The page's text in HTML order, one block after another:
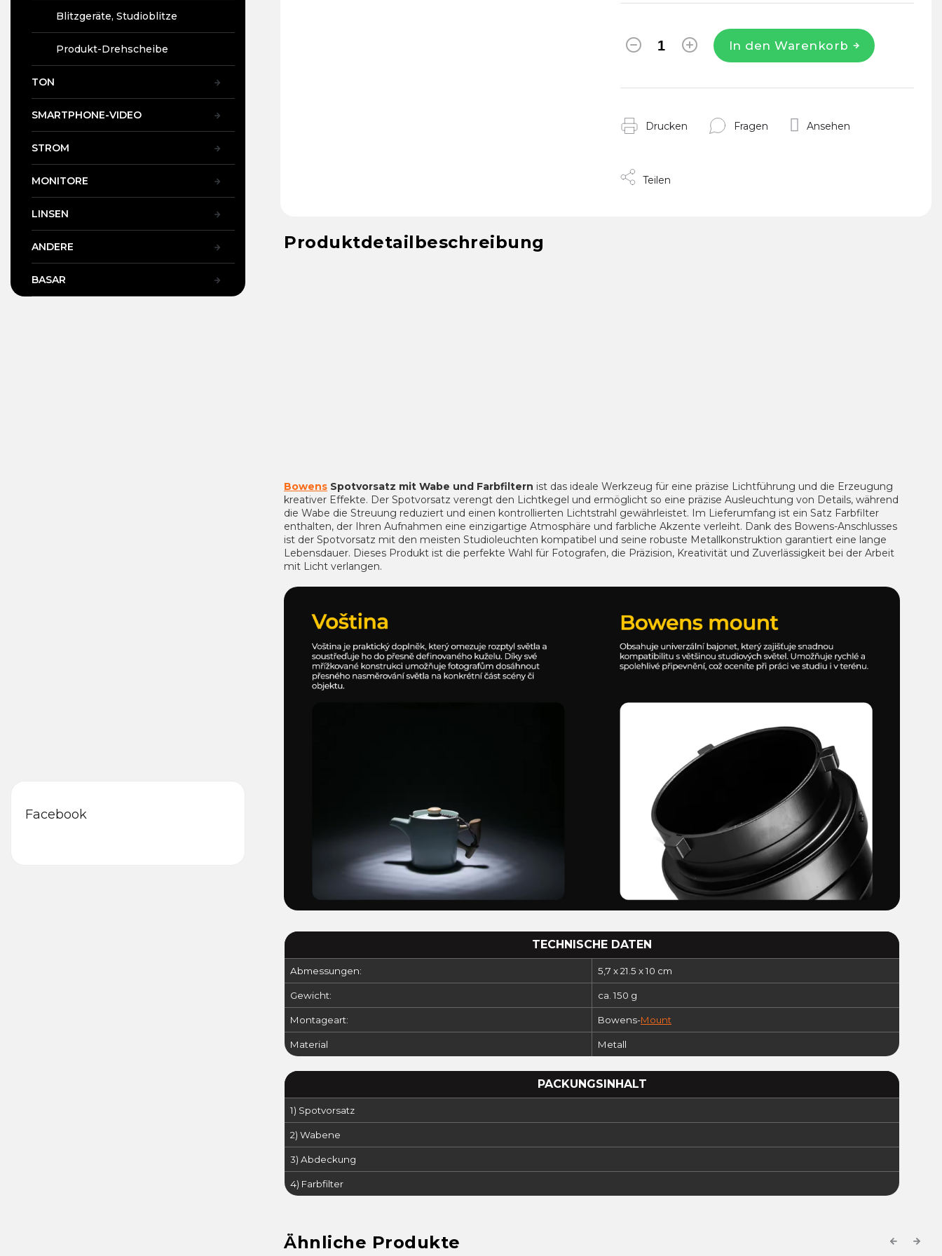
Blitzgeräte, Studioblitze
Produkt-Drehscheibe
TON
SMARTPHONE-VIDEO
STROM
MONITORE
LINSEN
ANDERE
BASAR
Facebook
In den Warenkorb
Drucken Fragen Ansehen
Teilen
Produktdetailbeschreibung
Bowens Spotvorsatz mit Wabe und Farbfiltern ist das ideale Werkzeug für eine präzise Lichtführung und die Erzeugung
kreativer Effekte. Der Spotvorsatz verengt den Lichtkegel und ermöglicht so eine präzise Ausleuchtung von Details, während
die Wabe die Streuung reduziert und einen kontrollierten Lichtstrahl gewährleistet. Im Lieferumfang ist ein Satz Farbfilter
enthalten, der Ihren Aufnahmen eine einzigartige Atmosphäre und farbliche Akzente verleiht. Dank des Bowens-Anschlusses
ist der Spotvorsatz mit den meisten Studioleuchten kompatibel und seine robuste Metallkonstruktion garantiert eine lange
Lebensdauer. Dieses Produkt ist die perfekte Wahl für Fotografen, die Präzision, Kreativität und Zuverlässigkeit bei der Arbeit
mit Licht verlangen.
TECHNISCHE DATEN
Abmessungen: 5,7 x 21.5 x 10 cm
Gewicht: ca. 150 g
Montageart: Bowens-Mount
Material Metall
PACKUNGSINHALT
1) Spotvorsatz
2) Wabene
3) Abdeckung
4) Farbfilter
Previous
Next